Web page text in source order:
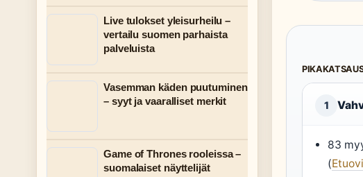
1
83
(
Live tulokset yleisurheilu –
vertailu suomen parhaista
palveluista
Vasemman käden puutuminen
– syyt ja vaaralliset merkit
Game of Thrones rooleissa –
suomalaiset näyttelijät